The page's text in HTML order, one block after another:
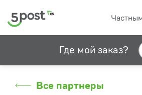
Где мой заказ?
Все партнеры